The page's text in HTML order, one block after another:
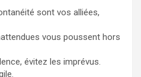
sont vos alliées,
vous poussent hors
évitez les imprévus.